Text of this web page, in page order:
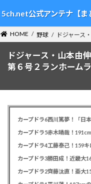
ン
テ
ン
ツ
ビ
ゲ
ー
シ
5ch.net公式アンテナ【ま
HOME 野球 ドジャース
ドジャース・山本由
第６号２ランホーム
カープドラ4工藤泰己！159
カープドラ2齊藤汰直！亜大